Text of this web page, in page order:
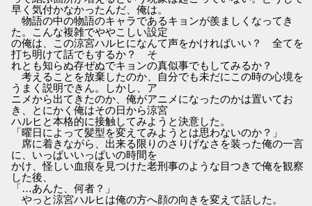
早く気付かなかったんだ、俺は。
物語の中の物語のキャラであるキョンが羨ましくなってき
た。こんな複雑でややこしい設定
の俺は、この涼宮ハルヒになんて声をかければいい？ 全てを
打ち明けて話でもするか？ そ
れとも知らぬ存ぜぬでキョンの真似事でもしてみるか？
考えることを放棄したのか、自分でも未だにこの時の心境を
うまく説明できん。しかし、ア
ニメから出てきたのか、俺がアニメになったのかは置いてお
き、とにかく俺はその日から涼宮
ハルヒと本格的に接触してみようと決意した。
「曜日によって髪型を変えてみようとは思わないのか？」
席に着きながら、出来る限りのさりげなさを装った俺の一言
に、いっぱいいっぱいの時間を
かけ、怪しい血痕を見つけた老刑事のような目つきで俺を観察
した後、
「…あんた、何者？」
やっと涼宮ハルヒは俺の方へ顔の向きを変えて話した。